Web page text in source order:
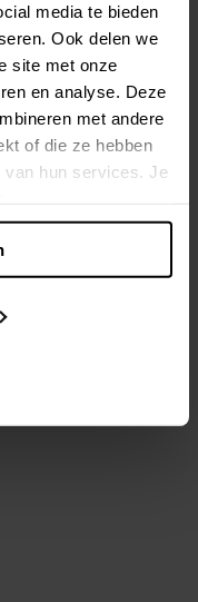
media te bieden
Ook delen we
site met onze
en analyse. Deze
met andere
of die ze hebben
hun services. Je
will be back very